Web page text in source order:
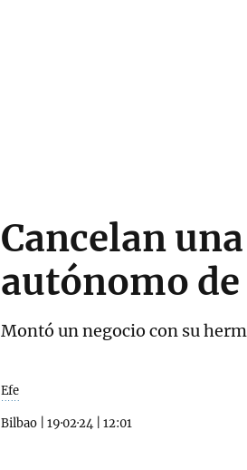
Cancelan
autónomo
Montó un negocio con su
Efe
Bilbao 19·02·24 12:01